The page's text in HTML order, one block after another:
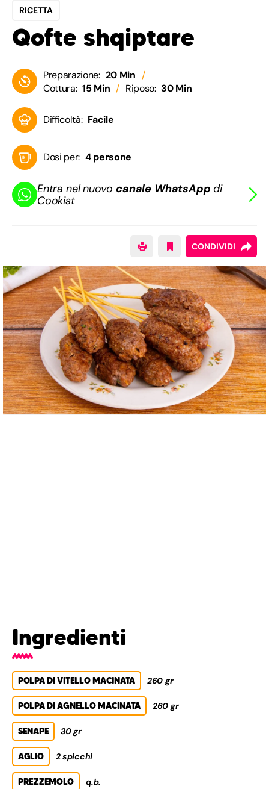
RICETTA
Qofte shqiptare
Preparazione: 20 Min
Cottura: 15 Min Riposo: 30 Min
Difficoltà: Facile
Dosi per: 4 persone
Entra nel nuovocanale WhatsApp di
Cookist
CONDIVIDI
Ingredienti
POLPA DI VITELLO MACINATA 260 gr
POLPA DI AGNELLO MACINATA 260 gr
SENAPE 30 gr
AGLIO 2 spicchi
PREZZEMOLO q.b.